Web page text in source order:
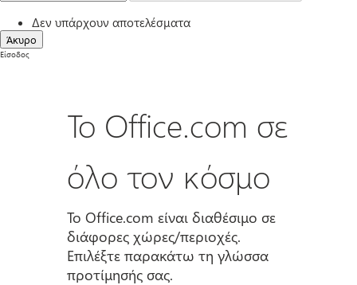
Δεν υπάρχουν αποτελέσματα
Άκυρο
Είσοδος
Το Office.com σε
όλο τον κόσμο
Το Office.com είναι διαθέσιμο σε
διάφορες χώρες/περιοχές.
Επιλέξτε παρακάτω τη γλώσσα
προτίμησής σας.